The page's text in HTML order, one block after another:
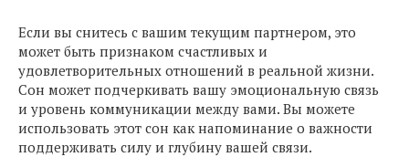
Если вы снитесь с вашим текущим партнером, это
может быть признаком счастливых и
удовлетворительных отношений в реальной жизни.
Сон может подчеркивать вашу эмоциональную связь
и уровень коммуникации между вами. Вы можете
использовать этот сон как напоминание о важности
поддерживать силу и глубину вашей связи.